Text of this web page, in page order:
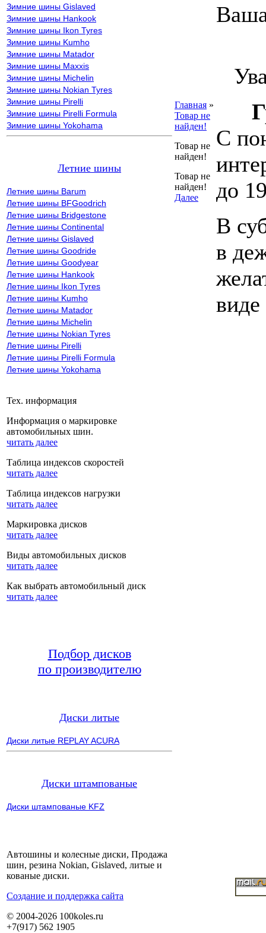
Зимние шины Gislaved
Зимние шины Hankook
Зимние шины Ikon Tyres
Зимние шины Kumho
Зимние шины Matador
Зимние шины Maxxis
Зимние шины Michelin
Зимние шины Nokian Tyres
Зимние шины Pirelli
Зимние шины Pirelli Formula
Зимние шины Yokohama
Летние шины
Летние шины Barum
Летние шины BFGoodrich
Летние шины Bridgestone
Летние шины Continental
Летние шины Gislaved
Летние шины Goodride
Летние шины Goodyear
Летние шины Hankook
Летние шины Ikon Tyres
Летние шины Kumho
Летние шины Matador
Летние шины Michelin
Летние шины Nokian Tyres
Летние шины Pirelli
Летние шины Pirelli Formula
Летние шины Yokohama
Тех. информация
Информация о маркировке
автомобильных шин.
читать далее
Таблица индексов скоростей
читать далее
Таблица индексов нагрузки
читать далее
Маркировка дисков
читать далее
Виды автомобильных дисков
читать далее
Как выбрать автомобильный диск
читать далее
Подбор дисков
по производителю
Диски литые
Диски литые REPLAY ACURA
Диски штампованые
Диски штампованые KFZ
Главная »
Товар не
найден!
Товар не
найден!
Товар не
найден!
Далее
С
до
В
в
виде
Автошины и колесные диски, Продажа
шин, резина Nokian, Gislaved, литые и
кованые диски.
Cоздание и поддержка сайта
© 2004-2026 100koles.ru
+7(917) 562 1905